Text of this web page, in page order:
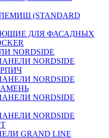
(STANDARD
ДЛЯ ФАСАДНЫХ
NORDSIDE
NORDSIDE
NORDSIDE
NORDSIDE
NORDSIDE